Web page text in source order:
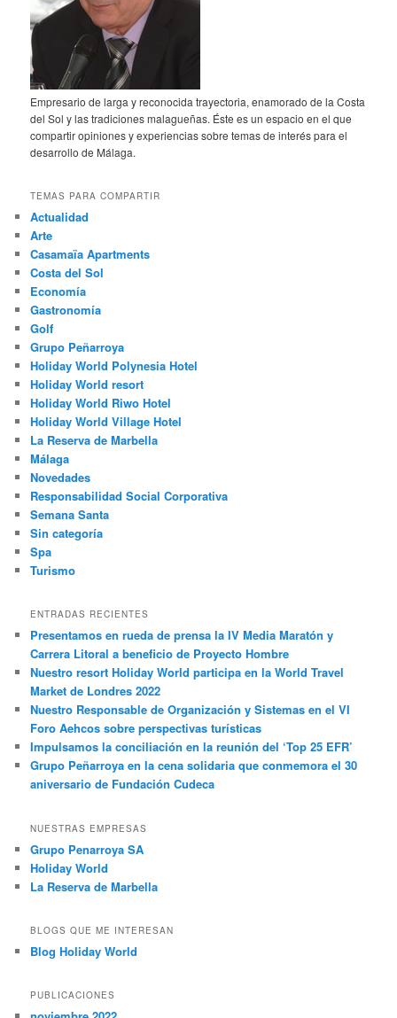
Empresario de larga y reconocida trayectoria, enamorado de la Costa
del Sol y las tradiciones malagueñas. Éste es un espacio en el que
compartir opiniones y experiencias sobre temas de interés para el
desarrollo de Málaga.
TEMAS PARA COMPARTIR
Actualidad
Arte
Casamaïa Apartments
Costa del Sol
Economía
Gastronomía
Golf
Grupo Peñarroya
Holiday World Polynesia Hotel
Holiday World resort
Holiday World Riwo Hotel
Holiday World Village Hotel
La Reserva de Marbella
Málaga
Novedades
Responsabilidad Social Corporativa
Semana Santa
Sin categoría
Spa
Turismo
ENTRADAS RECIENTES
Presentamos en rueda de prensa la IV Media Maratón y
Carrera Litoral a beneficio de Proyecto Hombre
Nuestro resort Holiday World participa en la World Travel
Market de Londres 2022
Nuestro Responsable de Organización y Sistemas en el VI
Foro Aehcos sobre perspectivas turísticas
Impulsamos la conciliación en la reunión del ‘Top 25 EFR’
Grupo Peñarroya en la cena solidaria que conmemora el 30
aniversario de Fundación Cudeca
NUESTRAS EMPRESAS
Grupo Penarroya SA
Holiday World
La Reserva de Marbella
BLOGS QUE ME INTERESAN
Blog Holiday World
PUBLICACIONES